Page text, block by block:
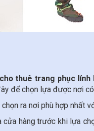
cho thuê trang phục lính
để chọn lựa được nơi
ra nơi phù hợp nhất
hàng trước khi lựa